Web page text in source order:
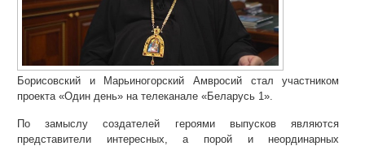
Борисовский и Марьиногорский Амвросий стал участником
проекта «Один день» на телеканале «Беларусь 1».
По замыслу создателей героями выпусков являются
представители интересных, а порой и неординарных